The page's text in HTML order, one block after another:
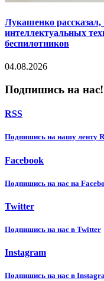
Лукашенко
интеллектуальных
беспилотников
04.08.2026
Подпишись на нас!
RSS
Подпишиcь на нашу ленту
Facebook
Подпишиcь на нас на
Twitter
Подпишиcь на нас в Twitter
Instagram
Подпишиcь на нас в